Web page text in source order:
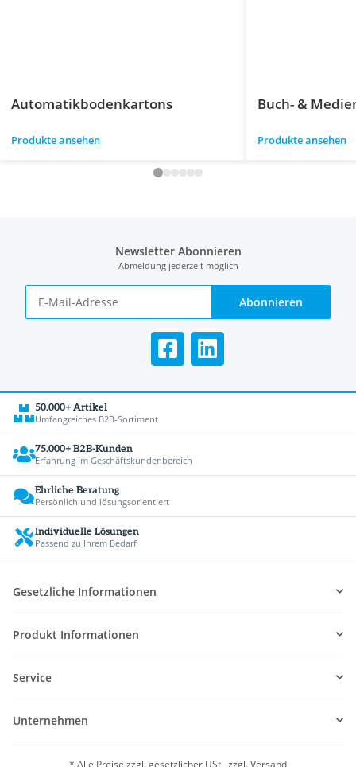
Automatikbodenkartons
Produkte ansehen
Buch- &
Produkte ansehen
Newsletter Abonnieren
Abmeldung jederzeit möglich
Abonnieren
50.000+ Artikel
Umfangreiches B2B-Sortiment
75.000+ B2B-Kunden
Erfahrung im Geschäftskundenbereich
Ehrliche Beratung
Persönlich und lösungsorientiert
Individuelle Lösungen
Passend zu Ihrem Bedarf
Gesetzliche Informationen
Produkt Informationen
Service
Unternehmen
* Alle Preise zzgl. gesetzlicher USt., zzgl. Versand